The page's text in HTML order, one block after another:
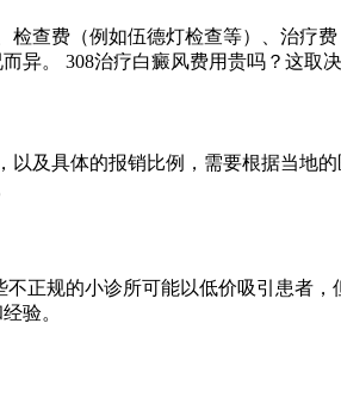
检查费（例如伍德灯检查等）、治疗
异。 308治疗白癜风费用贵吗？这取
以及具体的报销比例，需要根据当
正规的小诊所可能以低价吸引患者
验。